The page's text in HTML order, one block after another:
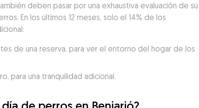
deben pasar por una exhaustiva evaluación de su
En los últimos 12 meses, solo el 14% de los
de una reserva, para ver el entorno del hogar de los
para una tranquilidad adicional.